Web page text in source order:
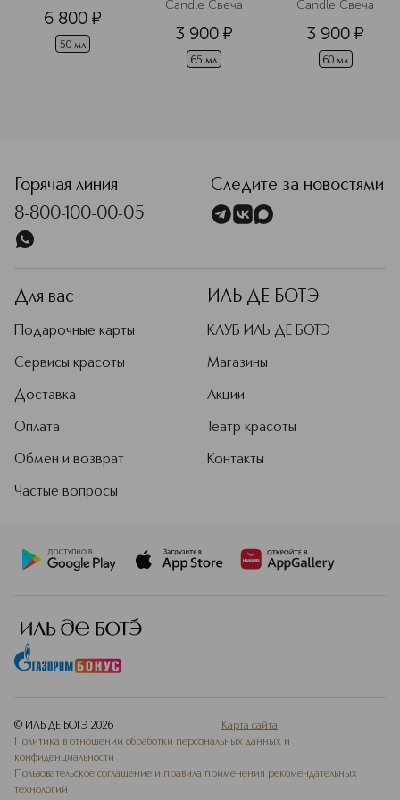
6 800 ¤
50 мл
Candle Свеча
3 900 ¤
65 мл
Candle Свеча
3 900 ¤
60 мл
Горячая линия
8-800-100-00-05
Следите за новостями
Для вас
Подарочные карты
Сервисы красоты
Доставка
Оплата
Обмен и возврат
Частые вопросы
ИЛЬ ДЕ БОТЭ
КЛУБ ИЛЬ ДЕ БОТЭ
Магазины
Акции
Театр красоты
Контакты
© ИЛЬ ДЕ БОТЭ 2026
Карта сайта
Политика в отношении обработки персональных данных и
конфиденциальности
Пользовательское соглашение и правила применения рекомендательных
технологий